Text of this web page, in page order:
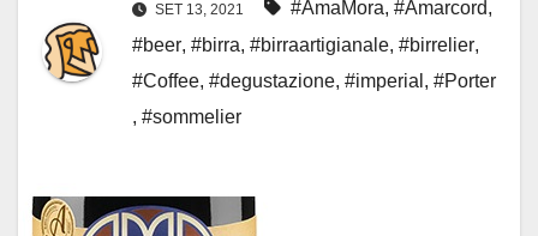
SET 13, 2021 #AmaMora, #Amarcord,
#beer, #birra, #birraartigianale, #birrelier,
#Coffee, #degustazione, #imperial , #Porter
, #sommelier